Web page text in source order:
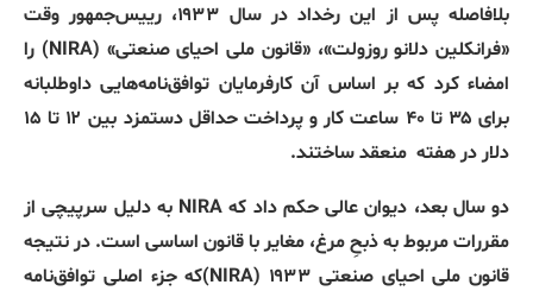
بلافاصله پس از این رخداد در سال ۱۹۳۳، رییس‌جمهور وقت
«فرانکلین دلانو روزولت»، «قانون ملی احیای صنعتی» (NIRA)‌
را
امضاء کرد که بر اساس آن کارفرمایان توافق‌نامه‌هایی داوطلبانه‌
برای ۳۵ تا ۴۰ ساعت کار و پرداخت حداقل دستمزد بین ۱۲ تا ۱۵
دلار در هفته منعقد ساختند.
دو سال بعد، دیوان عالی حکم داد کهNIRA
به دلیل سرپیچی از
مقررات مربوط به ذبحِ مرغ، مغایر با قانون اساسی است. در نتیجه
قانون ملی احیای صنعتی ۱۹۳۳
(NIRA)‌
که جزء اصلی توافق‌نامه